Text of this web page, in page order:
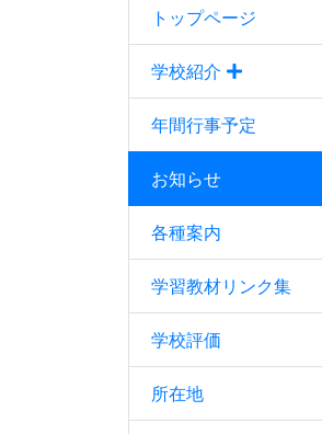
トップページ
学校紹介
年間行事予定
お知らせ
各種案内
学習教材リンク集
学校評価
所在地